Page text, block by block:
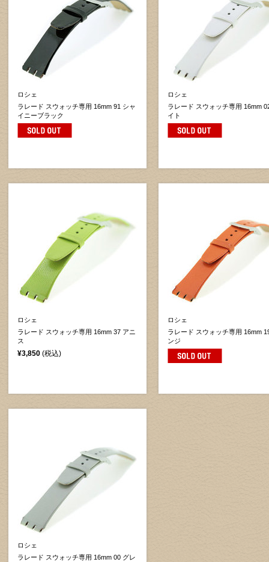
ロシェ
ラレード スウォッチ専用 16mm 91 シャ
イニーブラック
ロシェ
ラレード スウォッチ専用 16mm
イト
ロシェ
ラレード スウォッチ専用 16mm 37 アニ
ス
¥3,850 (税込)
ロシェ
ラレード スウォッチ専用 16mm
ンジ
ロシェ
ラレード スウォッチ専用 16mm 00 グレ